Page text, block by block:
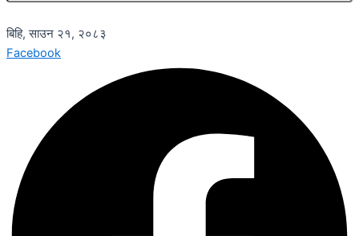
बिहि, साउन २१, २०८३
Facebook